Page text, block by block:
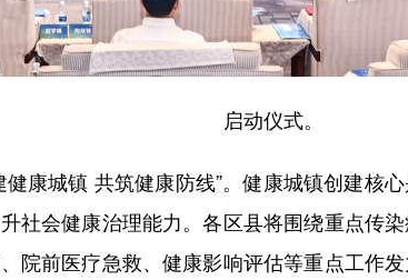
启动仪式。
城镇 共筑健康防线”。健康城镇创建核
社会健康治理能力。各区县将围绕重点传
院前医疗急救、健康影响评估等重点工作